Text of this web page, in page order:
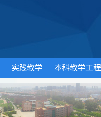
实践教学 本科教学工程